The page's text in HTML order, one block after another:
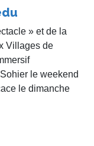
» et de la
Villages de
le weekend
le dimanche